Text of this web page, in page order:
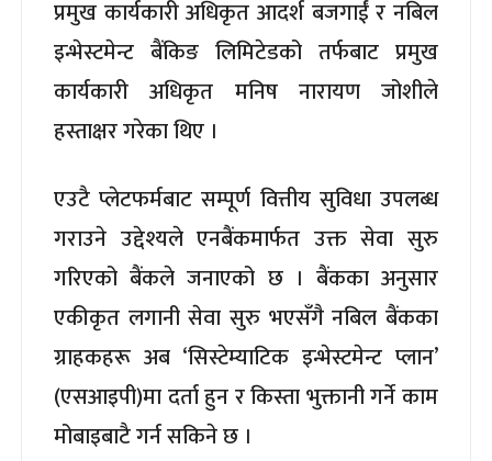
प्रमुख कार्यकारी अधिकृत आदर्श बजगाईं र नबिल
इन्भेस्टमेन्ट बैंकिङ लिमिटेडको तर्फबाट प्रमुख
कार्यकारी अधिकृत मनिष नारायण जोशीले
हस्ताक्षर गरेका थिए ।
एउटै प्लेटफर्मबाट सम्पूर्ण वित्तीय सुविधा उपलब्ध
गराउने उद्देश्यले एनबैंकमार्फत उक्त सेवा सुरु
गरिएको बैंकले जनाएको छ । बैंकका अनुसार
एकीकृत लगानी सेवा सुरु भएसँगै नबिल बैंकका
ग्राहकहरू अब ‘सिस्टेम्याटिक इन्भेस्टमेन्ट प्लान’
(एसआइपी)मा दर्ता हुन र किस्ता भुक्तानी गर्ने काम
मोबाइबाटै गर्न सकिने छ ।